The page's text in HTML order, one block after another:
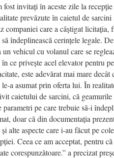
fost invitați în aceste zile la
prevăzute în caietul de
companiei care a câștigat licitația,
să îndeplinească cerințele legale.
vehicul cu volanul care se
în ce privește acel elevator pentru
este adevărat mai mare
le-a asumat prin oferta lui. În
caietului de sarcini, că
parametri pe care trebuie să-i
doar că din documentația
și alte aspecte care i-au făcut pe
Ceea ce am acceptat, pentru
corespunzătoare.” a precizat